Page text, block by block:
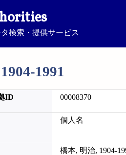
検索・提供サービス
1991
ID 00008370
個人名
橋本, 明治, 1904-